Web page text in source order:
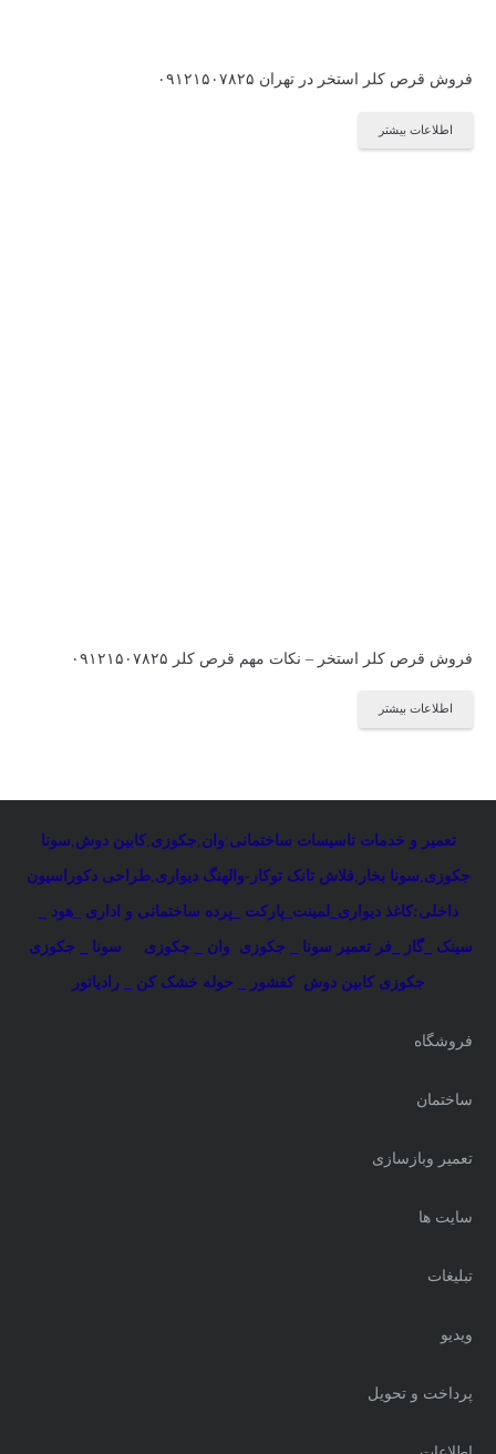
فروش قرص کلر استخر در تهران ۰۹۱۲۱۵۰۷۸۲۵
اطلاعات بیشتر
فروش قرص کلر استخر – نکات مهم قرص کلر ۰۹۱۲۱۵۰۷۸۲۵
اطلاعات بیشتر
تعمیر و خدمات تاسیسات ساختمانی:وان,جکوزی,کابین دوش,سونا
جکوزی,سونا بخار ,فلاش تانک توکار-والهنگ دیواری,طراحی دکوراسیون
داخلی:کاغذ دیواری_لمینت_پارکت _پرده ساختمانی و اداری _هود _
سینک _گاز _فر تعمیر سونا _ جکوزی وان _ جکوزی سونا _ جکوزی
جکوزی کابین دوش کفشور _ حوله خشک کن _ رادیاتور
فروشگاه
ساختمان
تعمیر وبازسازی
سایت ها
تبلیغات
ویدیو
پرداخت و تحویل